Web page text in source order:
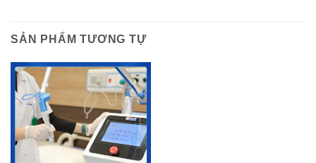
SẢN PHẨM TƯƠNG TỰ